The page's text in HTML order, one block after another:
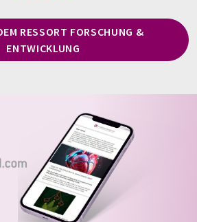
RESSORT FORSCHUNG &
ENTWICKLUNG